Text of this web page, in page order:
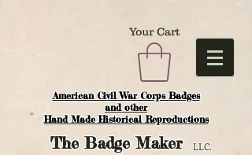
American Civil War Corps Badges
and other
Hand Made Historical Reproductions
Your Cart
TheBadge Maker LLC.